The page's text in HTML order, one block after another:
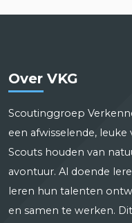
Over VKG
Scoutinggroep
een afwisselende,
Scouts houden van
avontuur. Al doende
leren hun talenten
en samen te werken.